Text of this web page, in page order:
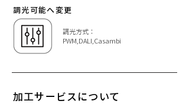
調光可能へ変更
調光方式：
PWM,DALI,Casambi​
加工サービスについて